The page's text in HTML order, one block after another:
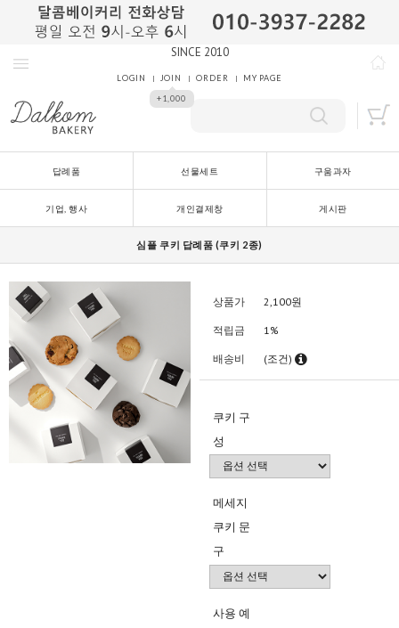
SINCE 2010
LOGIN JOIN
+1,000
ORDER MY PAGE
답례품 선물세트 구움과자
기업, 행사 개인결제창 게시판
심플 쿠키 답례품 (쿠키 2종)
상품가 2,100원
적립금 1%
배송비 (조건)
쿠키 구
성
메세지
쿠키 문
구
사용 예